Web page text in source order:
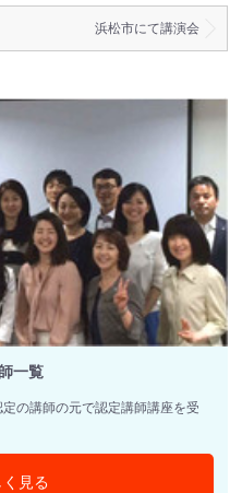
浜松市にて講演会
一覧
の講師の元で認定講師講座を受
見る